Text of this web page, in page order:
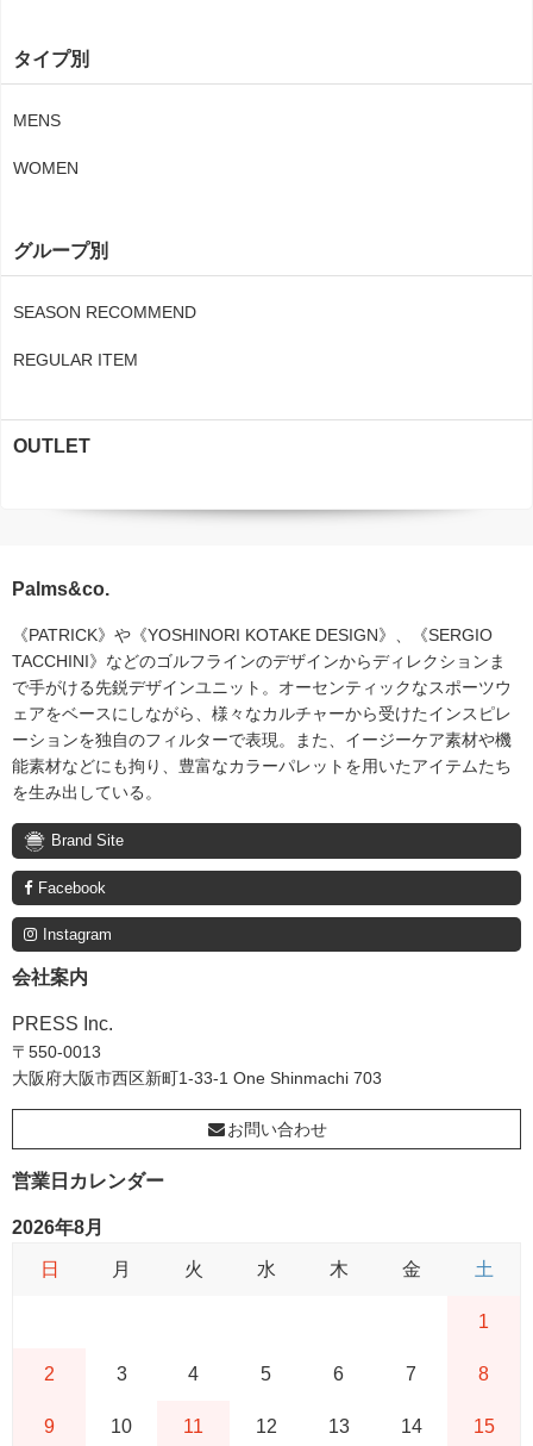
タイプ別
MENS
WOMEN
グループ別
SEASON RECOMMEND
REGULAR ITEM
OUTLET
Palms&co.
《PATRICK》や《YOSHINORI KOTAKE DESIGN》、《SERGIO
TACCHINI》などのゴルフラインのデザインからディレクションま
で手がける先鋭デザインユニット。オーセンティックなスポーツウ
ェアをベースにしながら、様々なカルチャーから受けたインスピレ
ーションを独自のフィルターで表現。また、イージーケア素材や機
能素材などにも拘り、豊富なカラーパレットを用いたアイテムたち
を生み出している。
Brand Site
Facebook
Instagram
会社案内
PRESS Inc.
〒550-0013
大阪府大阪市西区新町1-33-1 One Shinmachi 703
お問い合わせ
営業日カレンダー
2026年8月
日 月 火 水 木 金 土
1
2 3 4 5 6 7 8
9 10 11 12 13 14 15